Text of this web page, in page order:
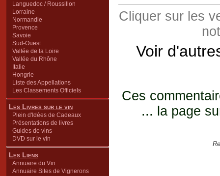
Languedoc / Roussillon
Lorraine
Normandie
Provence
Savoie
Sud-Ouest
Vallée de la Loire
Vallée du Rhône
Italie
Hongrie
Liste des Appellations
Les Classements Officiels
Les Livres sur le vin
Plein d'Idées de Cadeaux
Présentations de livres
Guides de vins
DVD sur le vin
Les Liens
Annuaire du Vin
Annuaire Sites de Vignerons
Cliquer sur les
Voir
Ces
... la page